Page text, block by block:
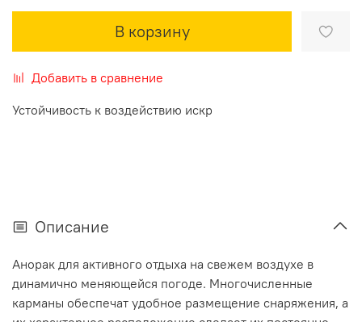
В корзину
Добавить в сравнение
Устойчивость к воздействию искр
Описание
Анорак для активного отдыха на свежем воздухе в
динамично меняющейся погоде. Многочисленные
карманы обеспечат удобное размещение снаряжения, а